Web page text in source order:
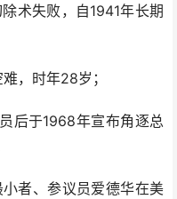
术失败，自1941年长期
，时年28岁；
于1968年宣布角逐总
者、参议员爱德华在美